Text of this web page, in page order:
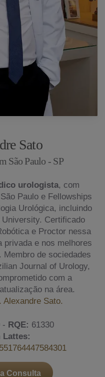
Sato
São Paulo - SP
urologista, com
Paulo e Fellowships
Urológica, incluindo
Certificado
e Proctor nessa
privada e nos melhores
Membro de sociedades
Journal of Urology,
com a
na área.
Alexandre Sato.
- RQE: 61330
Lattes:
Consulta